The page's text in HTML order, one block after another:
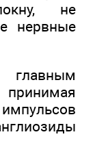
не
нервные
главным